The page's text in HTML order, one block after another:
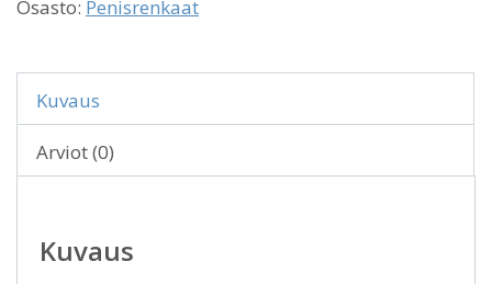
Osasto: Penisrenkaat
Kuvaus
Arviot (0)
Kuvaus